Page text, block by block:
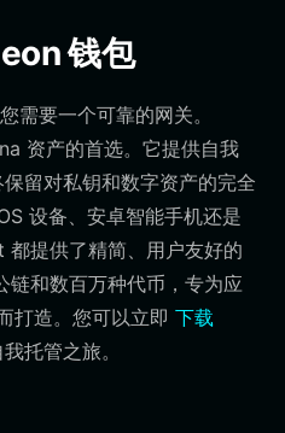
钱包
需要一个可靠的网关。
资产的首选。它提供自我
留对私钥和数字资产的完全
设备、安卓智能手机还是
提供了精简、用户友好的
链和数百万种代币，专为应
打造。您可以立即 下载
托管之旅。